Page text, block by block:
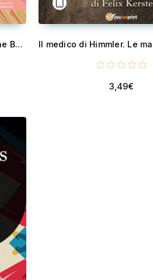
Bowling Fundamentals: Master the Basics of Skittles - Learn to play skittles with essential techniques, strategic insights, and effective training methods for beginners.
3,49€